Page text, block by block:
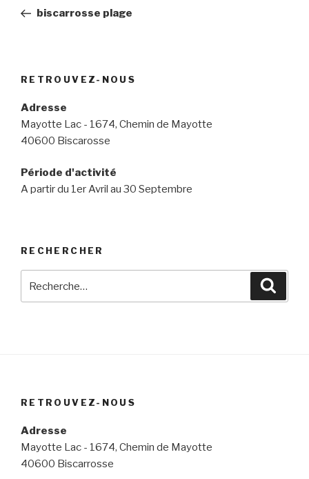
l’article
précédent
biscarrosse plage
RETROUVEZ-NOUS
Adresse
Mayotte Lac - 1674, Chemin de Mayotte
40600 Biscarosse
Période d'activité
A partir du 1er Avril au 30 Septembre
RECHERCHER
pour
RETROUVEZ-NOUS
Adresse
Mayotte Lac - 1674, Chemin de Mayotte
40600 Biscarrosse